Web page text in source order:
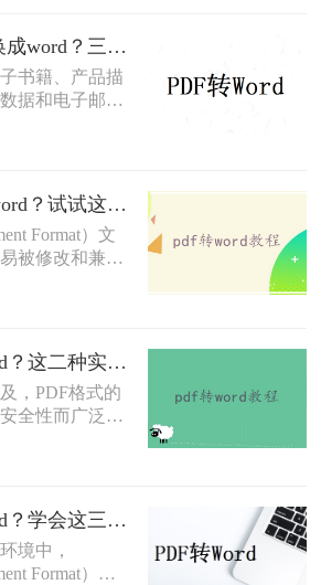
文将介绍三种
的方法。
pdf的表格怎么转换成word？三个方法轻松搞定！
书籍、产品描
据和电子邮件
。Adobe设计
支持跨平台、
持。为了实现
多其他电子文
。但是PDF却
要pdf转word，
成word呢？下
怎么将pdf转换成word？试试这二种高效转换方法！
Format）文
被修改和兼容
输和存储中得
在某些情况
辑和修改。那
呢？本文将介
的高效方
pdf如何转换成word？这二种实用转换方法了解一下！
，PDF格式的
全性而广泛应
要将PDF文件
进行编辑、修
绍两种常见的
助您轻松应对
pdf怎么转换成word？学会这三种简单的方法，1分钟轻松搞定！
境中，
Format）因